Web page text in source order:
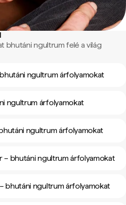
bhutáni ngultrum felé a világ
ngultrum árfolyamokat
ngultrum árfolyamokat
ngultrum árfolyamokat
– bhutáni ngultrum árfolyamokat
bhutáni ngultrum árfolyamokat